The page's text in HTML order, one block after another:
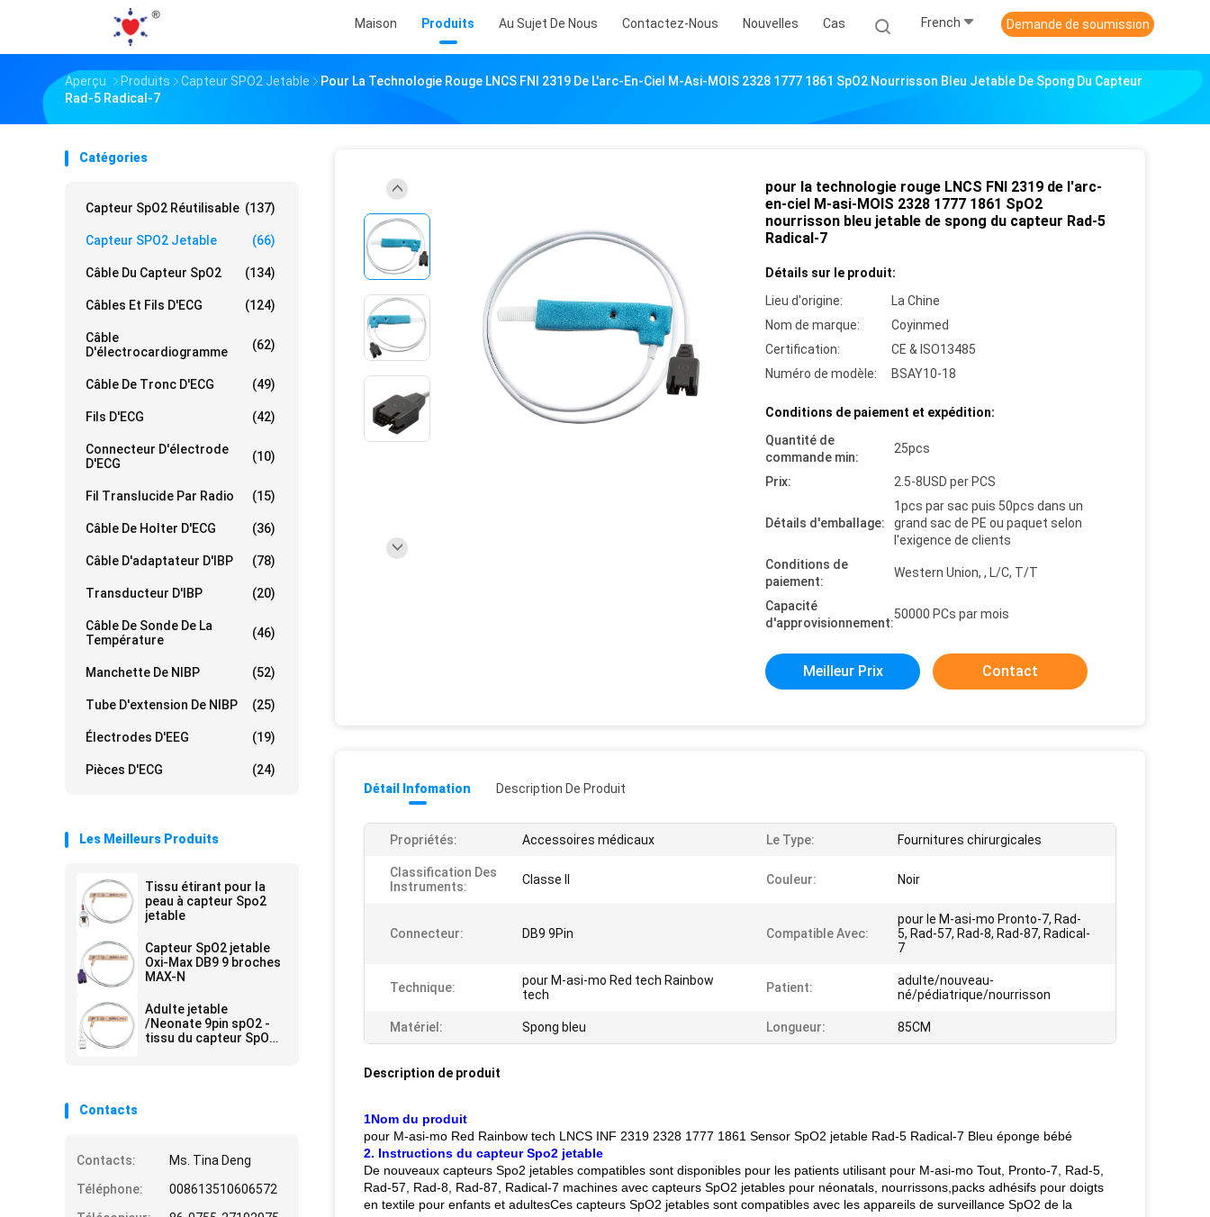
Maison Produits Au Sujet De Nous Contactez-Nous Nouvelles Cas French Demande de soumission
Aperçu Produits Capteur SPO2 Jetable
Pour La Technologie Rouge LNCS FNI 2319 De L'arc-En-Ciel M-Asi-MOIS 2328 1777 1861 SpO2 Nourrisson Bleu Jetable De Spong Du Capteur
Rad-5 Radical-7
Catégories
Capteur SpO2 Réutilisable (137)
Capteur SPO2 Jetable (66)
Câble Du Capteur SpO2 (134)
Câbles Et Fils D'ECG (124)
Câble
D'électrocardiogramme
(62)
Câble De Tronc D'ECG (49)
Fils D'ECG (42)
Connecteur D'électrode
D'ECG
(10)
Fil Translucide Par Radio (15)
Câble De Holter D'ECG (36)
Câble D'adaptateur D'IBP (78)
Transducteur D'IBP (20)
Câble De Sonde De La
Température
(46)
Manchette De NIBP (52)
Tube D'extension De NIBP (25)
Électrodes D'EEG (19)
Pièces D'ECG (24)
Les Meilleurs Produits
Tissu étirant pour la
peau à capteur Spo2
jetable
Capteur SpO2 jetable
Oxi-Max DB9 9 broches
MAX-N
Adulte jetable
/Neonate 9pin spO2 -
tissu du capteur SpO2
Contacts
Contacts:
Ms. Tina Deng
Téléphone:
008613510606572
pour la technologie rouge LNCS FNI 2319 de l'arc-
en-ciel M-asi-MOIS 2328 1777 1861 SpO2
nourrisson bleu jetable de spong du capteur Rad-5
Radical-7
Détails sur le produit:
Lieu d'origine:
La Chine
Nom de marque:
Coyinmed
Certification:
CE & ISO13485
Numéro de modèle:
BSAY10-18
Conditions de paiement et expédition:
Quantité de
commande min:
25pcs
Prix: 2.5-8USD per PCS
Détails d'emballage:
1pcs par sac puis 50pcs dans un
grand sac de PE ou paquet selon
l'exigence de clients
Conditions de
paiement:
Western Union, , L/C, T/T
Capacité
d'approvisionnement:
50000 PCs par mois
Meilleur Prix Contact
Détail Infomation Description De Produit
Propriétés: Accessoires médicaux Le Type: Fournitures chirurgicales
Classification Des
Instruments:
Classe II Couleur: Noir
Connecteur: DB9 9Pin Compatible Avec:
pour le M-asi-mo Pronto-7, Rad-
5, Rad-57, Rad-8, Rad-87, Radical-
7
Technique:
pour M-asi-mo Red tech Rainbow
tech
Patient:
adulte/nouveau-
né/pédiatrique/nourrisson
Matériel: Spong bleu Longueur: 85CM
Description de produit
1Nom du produit
pour M-asi-mo Red Rainbow tech LNCS INF 2319 2328 1777 1861 Sensor SpO2 jetable Rad-5 Radical-7 Bleu éponge bébé
2. Instructions du capteur Spo2 jetable
De nouveaux capteurs Spo2 jetables compatibles sont disponibles pour les patients utilisant pour M-asi-mo Tout, Pronto-7, Rad-5,
Rad-57, Rad-8, Rad-87, Radical-7 machines avec capteurs SpO2 jetables pour néonatals, nourrissons,packs adhésifs pour doigts
en textile pour enfants et adultesCes capteurs SpO2 jetables sont compatibles avec les appareils de surveillance SpO2 de la